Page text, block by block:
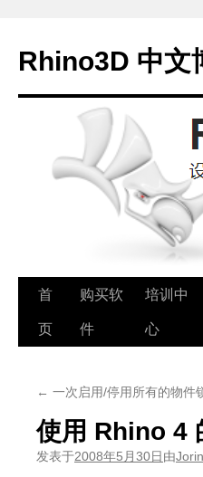
Rhino3D 中文
跳
至
首
页
购买软
件
培训中
心
← 一次启用/停用所有的物件
使用 Rhino 4
发表于2008年5月30日由Jorin